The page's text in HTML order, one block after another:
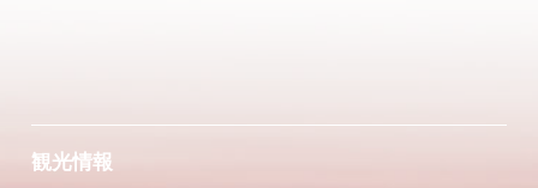
観光情報